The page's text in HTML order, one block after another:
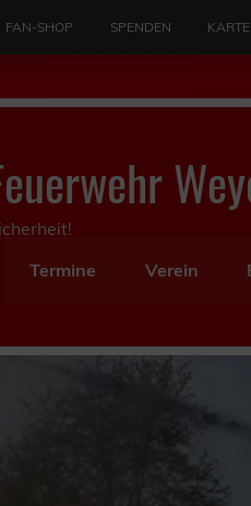
FAN-SHOP SPENDEN
Termine
Verein